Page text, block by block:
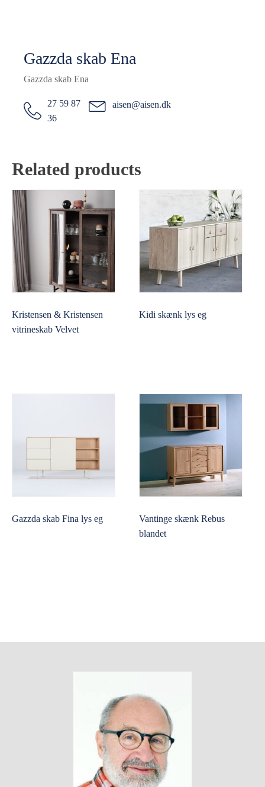
Gazzda skab Ena
Gazzda skab Ena
27 59 87
36
aisen@aisen.dk
Related products
Kristensen & Kristensen
vitrineskab Velvet
Kidi skænk lys eg
Gazzda skab Fina lys eg
Vantinge skænk Rebus
blandet